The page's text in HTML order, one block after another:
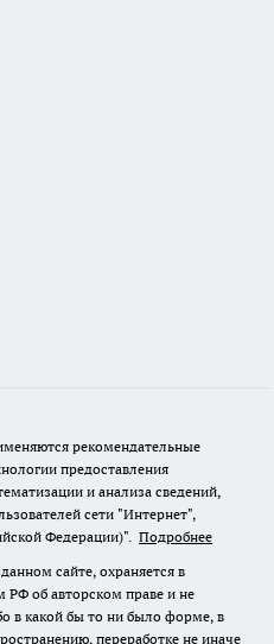
рекомендательные
предоставления
и анализа сведений,
сети "Интернет",
Федерации)". Подробнее
сайте, охраняется в
РФ об авторском праве и не
в какой бы то ни было форме, в
переработке не иначе